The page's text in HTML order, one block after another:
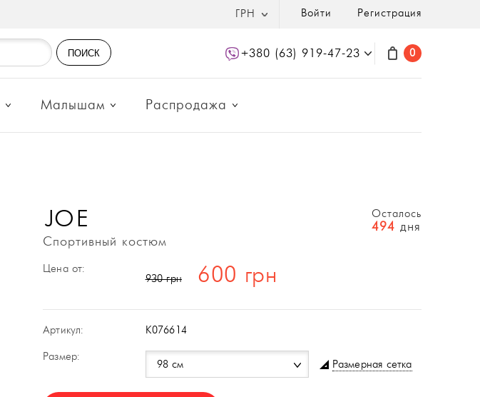
ГРН Войти Регистрация
+380 (63) 919-47-23 0
ПОИСК
Малышам Распродажа
JOE
Спортивный костюм
Осталось
494 дня
Цена от:
930 грн
600 грн
Артикул: K076614
Размер:
98 см Размерная сетка